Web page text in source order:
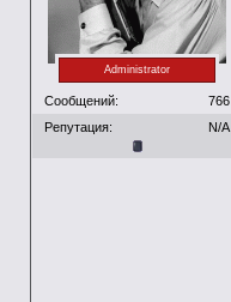
Administrator
Сообщений:
766
Репутация:
N/A